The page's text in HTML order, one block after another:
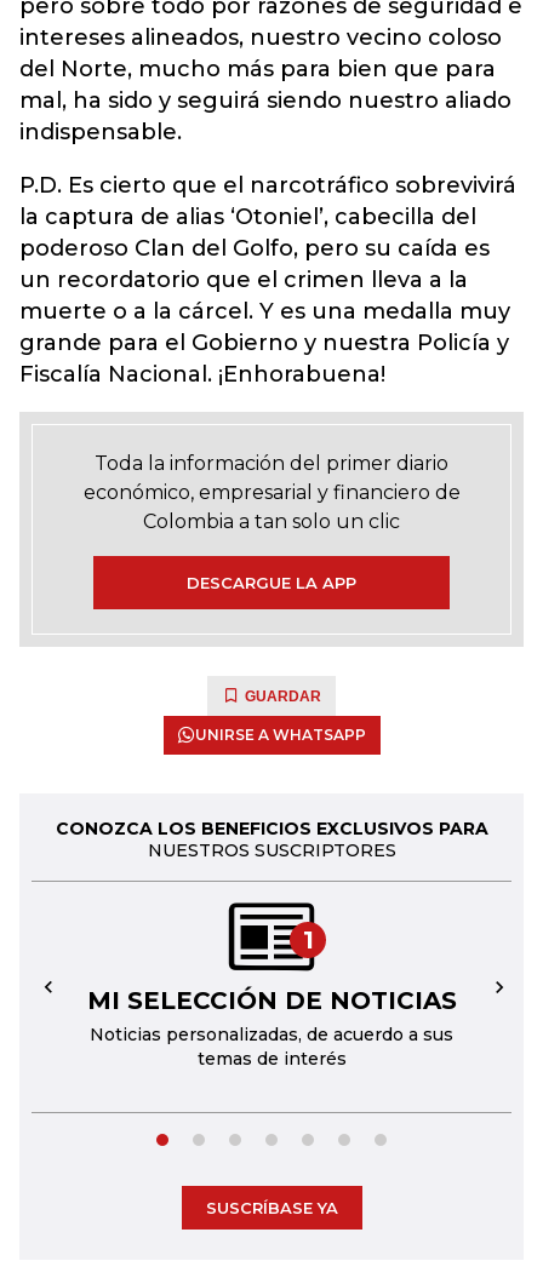
pero sobre todo por razones de seguridad e
intereses alineados, nuestro vecino coloso
del Norte, mucho más para bien que para
mal, ha sido y seguirá siendo nuestro aliado
indispensable.
P.D. Es cierto que el narcotráfico sobrevivirá
la captura de alias ‘Otoniel’, cabecilla del
poderoso Clan del Golfo, pero su caída es
un recordatorio que el crimen lleva a la
muerte o a la cárcel. Y es una medalla muy
grande para el Gobierno y nuestra Policía y
Fiscalía Nacional. ¡Enhorabuena!
Toda la información del primer diario
económico, empresarial y financiero de
Colombia a tan solo un clic
DESCARGUE LA APP
GUARDAR
UNIRSE A WHATSAPP
CONOZCA LOS BENEFICIOS EXCLUSIVOS PARA
NUESTROS SUSCRIPTORES
1
MI SELECCIÓN DE NOTICIAS
Noticias personalizadas, de acuerdo a sus
temas de interés
← →
SUSCRÍBASE YA